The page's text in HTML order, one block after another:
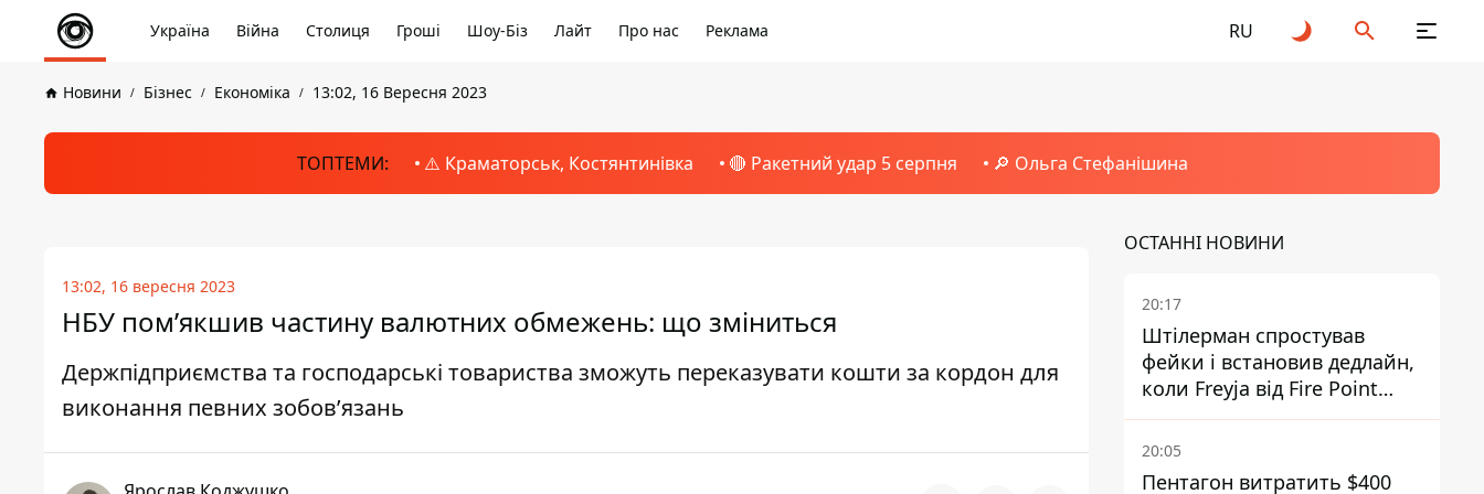
Україна Війна Столиця Гроші Шоу-Біз Лайт Про нас Реклама RU
Новини Бізнес Економіка 13:02, 16 Вересня 2023
ТОПТЕМИ: ⚠️ Краматорськ, Костянтинівка 🔴 Ракетний удар 5 серпня 🔎 Ольга Стефанішина
13:02, 16 вересня 2023
НБУ пом’якшив частину валютних обмежень: що зміниться
Держпідприємства та господарські товариства зможуть переказувати кошти за кордон для
виконання певних зобов’язань
ОСТАННІ НОВИНИ
20:17
Штілерман спростував
фейки і встановив дедлайн,
коли Freyja від Fire Point
повноцінно запрацює проти
балістики
20:05
Пентагон витратить $400